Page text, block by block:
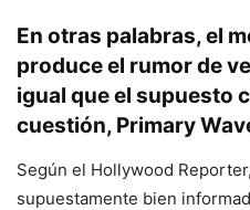
En otras palabras, el
produce el rumor de
igual que el supuesto
cuestión, Primary
Según el Hollywood
supuestamente bien